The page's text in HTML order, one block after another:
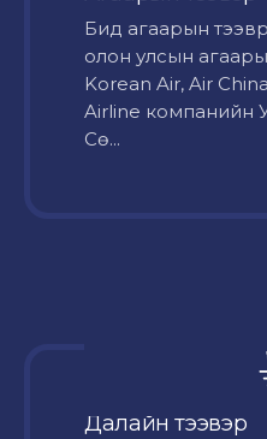
Бид агаарын
олон улсын
Korean Air, Air
Airline компанийн
Сө...
Далайн тээвэр